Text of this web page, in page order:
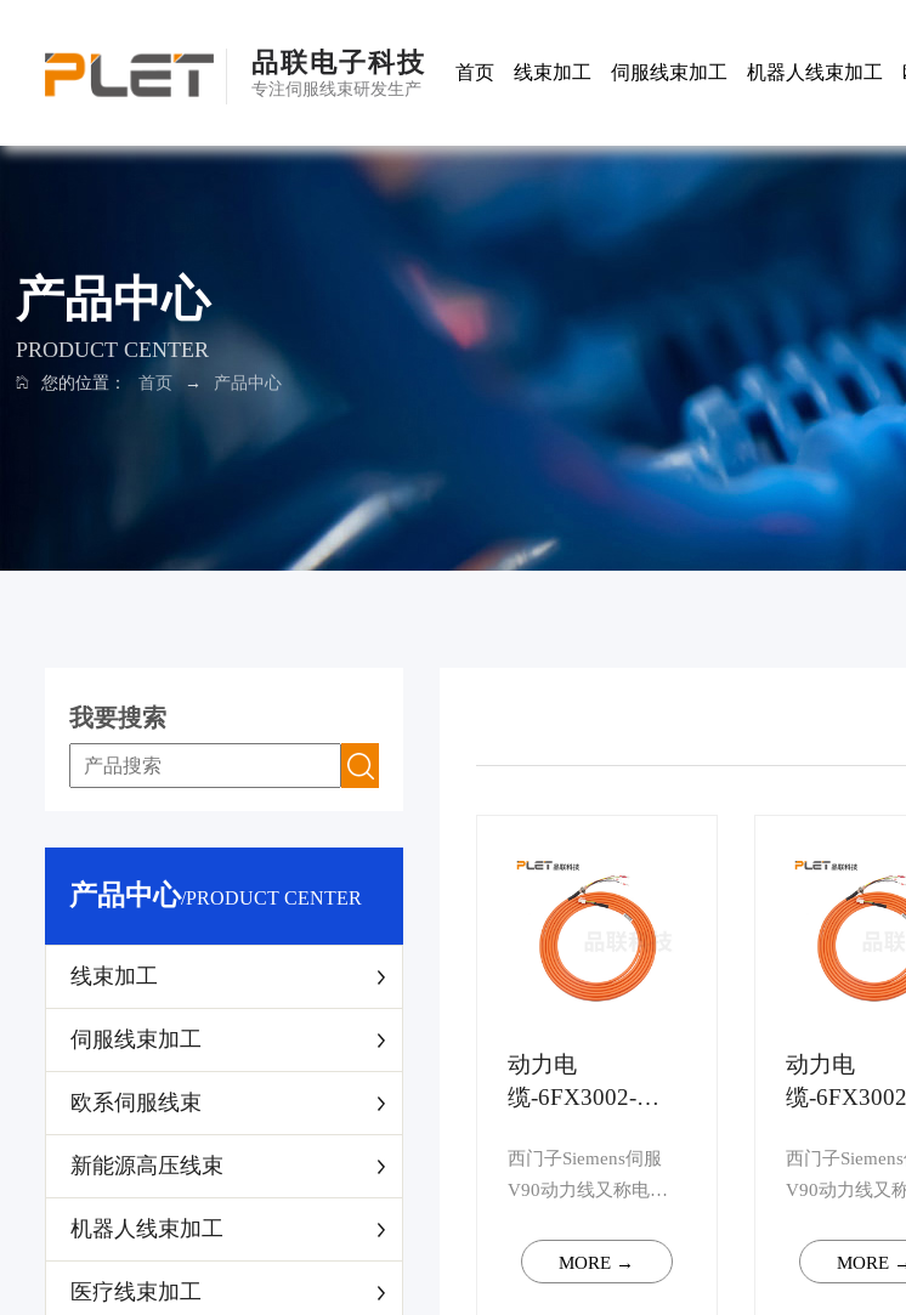
品联电子科技
专注伺服线束研发生产
首页 线束加工 伺服线束加工 机器人线束加工
产品中心
PRODUCT CENTER
您的位置： 首页 → 产品中心
我要搜索
产品中心/PRODUCT CENTER
线束加工
伺服线束加工
欧系伺服线束
新能源高压线束
机器人线束加工
医疗线束加工
动力电
缆-6FX3002-
西门子Siemens伺服
V90动力线又称电源
伺服电机的桥梁。线
束采用500万以上拖链
MORE →
动力电
缆-
西门子
V90动力线又
伺服电机的桥
束采用500万
MORE